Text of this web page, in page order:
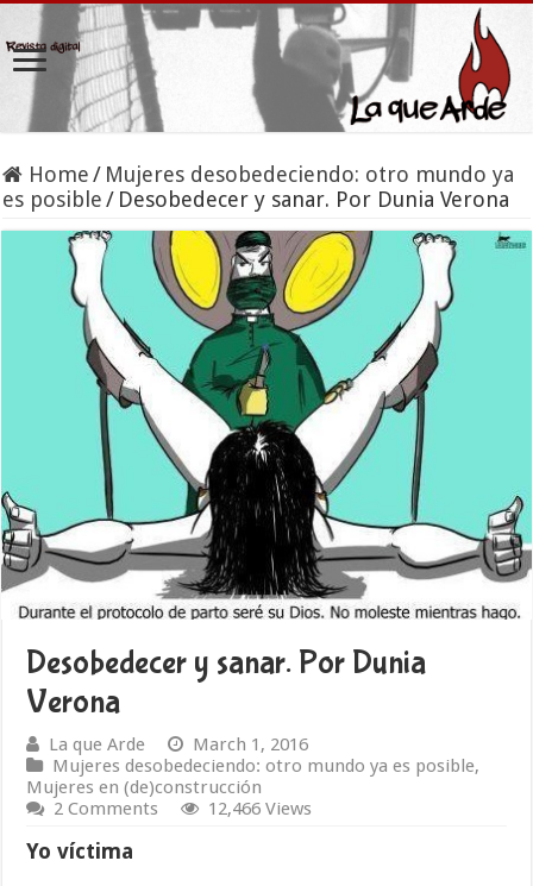
Home / Mujeres desobedeciendo: otro mundo ya
es posible / Desobedecer y sanar. Por Dunia Verona
Desobedecer y sanar. Por Dunia
Verona
La que Arde
March 1, 2016
Mujeres desobedeciendo: otro mundo ya es posible,
Mujeres en (de)construcción
2 Comments
12,466 Views
Yo víctima